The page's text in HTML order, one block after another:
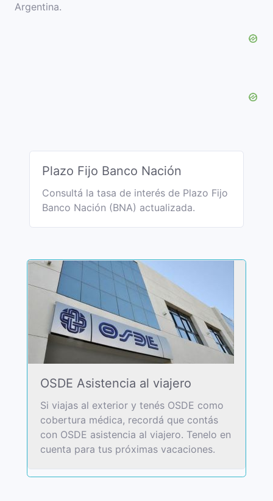
Argentina.
Plazo Fijo Banco Nación
Consultá la tasa de interés de Plazo Fijo
Banco Nación (BNA) actualizada.
OSDE Asistencia al viajero
Si viajas al exterior y tenés OSDE como
cobertura médica, recordá que contás
con OSDE asistencia al viajero. Tenelo en
cuenta para tus próximas vacaciones.